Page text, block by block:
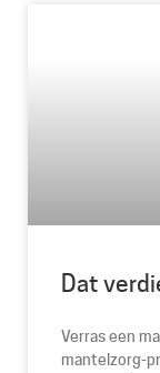
Dat
Verras een
mantelzorg-